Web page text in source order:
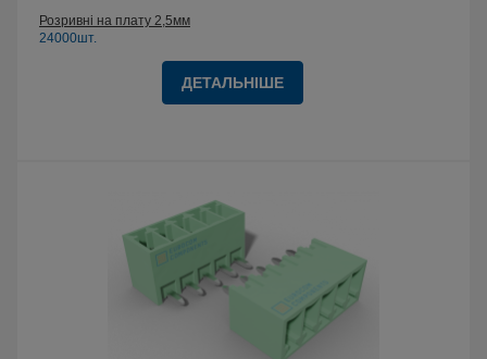
Розривні на плату 2,5мм
24000шт.
ДЕТАЛЬНІШЕ